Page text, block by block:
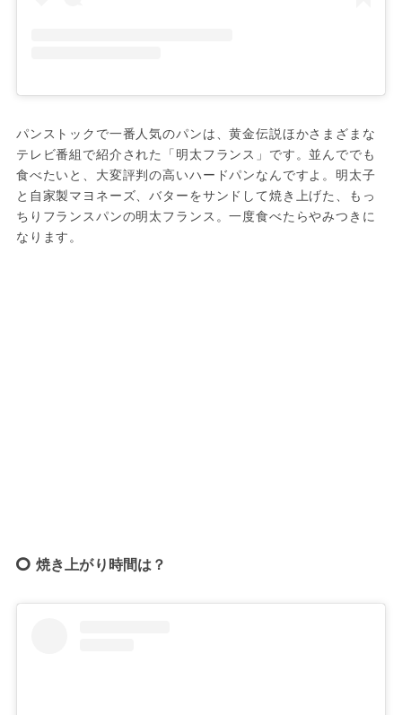
パンストックで一番人気のパンは、黄金伝説ほかさまざまな
テレビ番組で紹介された「明太フランス」です。並んででも
食べたいと、大変評判の高いハードパンなんですよ。明太子
と自家製マヨネーズ、バターをサンドして焼き上げた、もっ
ちりフランスパンの明太フランス。一度食べたらやみつきに
なります。
焼き上がり時間は？